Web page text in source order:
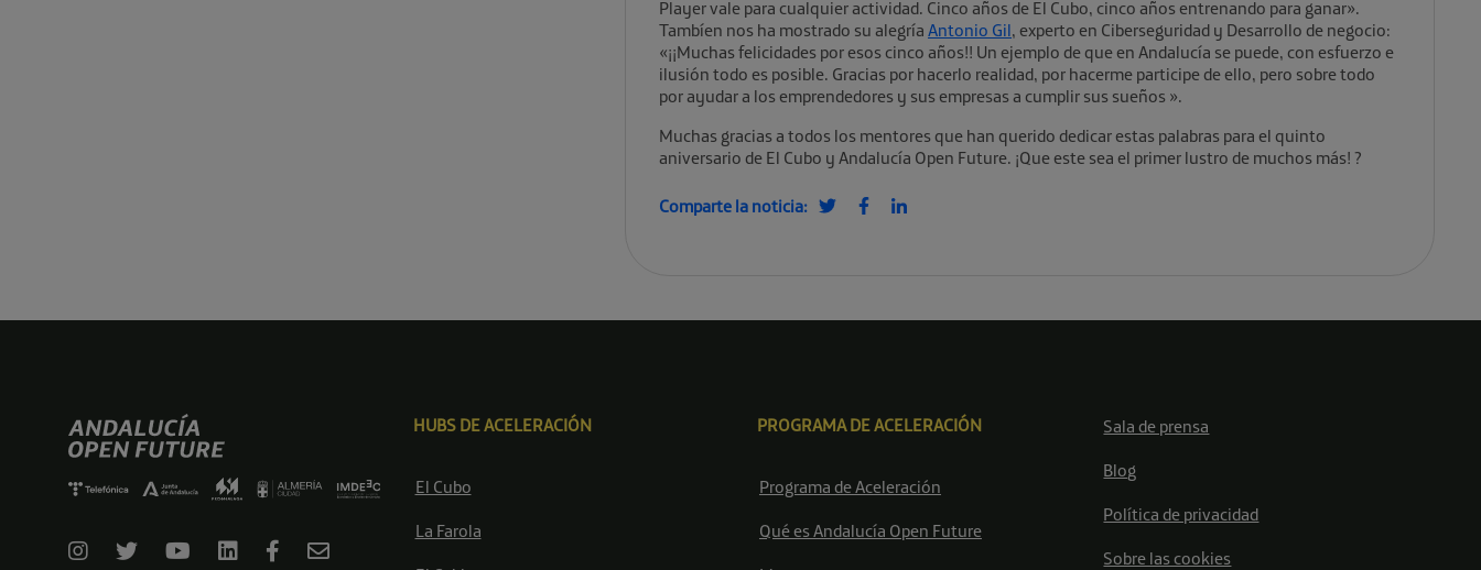
Player vale para cualquier actividad. Cinco años de El Cubo, cinco años entrenando para ganar».
Tambíen nos ha mostrado su alegría Antonio Gil, experto en Ciberseguridad y Desarrollo de negocio:
«¡¡Muchas felicidades por esos cinco años!! Un ejemplo de que en Andalucía se puede, con esfuerzo e
ilusión todo es posible. Gracias por hacerlo realidad, por hacerme participe de ello, pero sobre todo
por ayudar a los emprendedores y sus empresas a cumplir sus sueños ».
Muchas gracias a todos los mentores que han querido dedicar estas palabras para el quinto
aniversario de El Cubo y Andalucía Open Future. ¡Que este sea el primer lustro de muchos más! ?
Comparte la noticia:
HUBS DE ACELERACIÓN
El Cubo
La Farola
PROGRAMA DE ACELERACIÓN
Programa de Aceleración
Qué es Andalucía Open Future
Sala de prensa
Blog
Política de privacidad
Sobre las cookies